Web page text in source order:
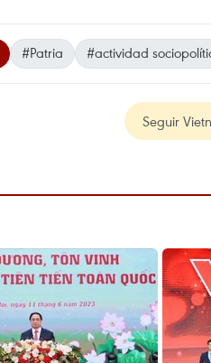
#Patria #actividad
Seguir